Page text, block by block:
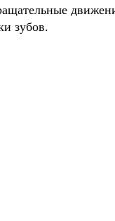
зубов.